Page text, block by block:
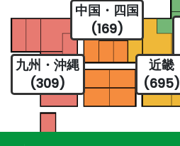
近畿
(695)
中国・四国
(169)
九州・沖縄
(309)